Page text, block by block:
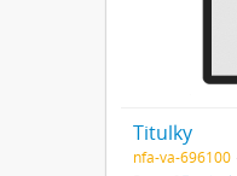
Titulky
nfa-va-696100